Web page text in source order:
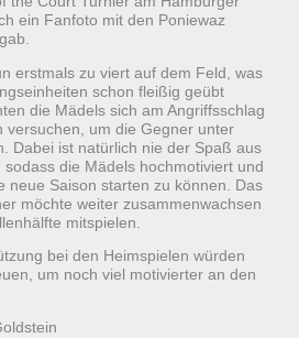
ein Fanfoto mit den Poniewaz
erstmals zu viert auf dem Feld, was
schon fleißig geübt
die Mädels sich am Angriffsschlag
versuchen, um die Gegner unter
Dabei ist natürlich nie der Spaß aus
die Mädels hochmotiviert und
neue Saison starten zu können. Das
möchte weiter zusammenwachsen
mitspielen.
bei den Heimspielen würden
um noch viel motivierter an den